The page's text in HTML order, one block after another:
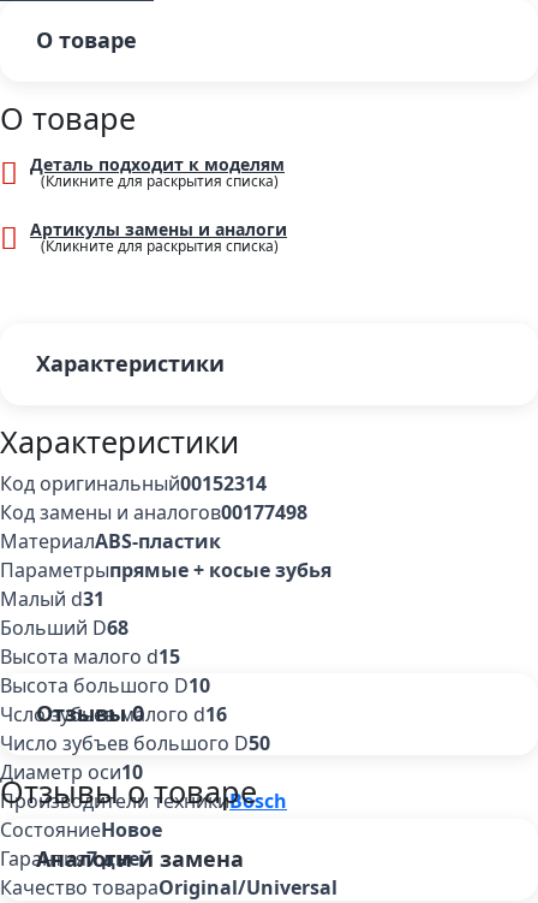
О товаре
О товаре
Деталь подходит к моделям
Артикулы замены и аналоги
Характеристики
Характеристики
Код оригинальный00152314
Код замены и аналогов00177498
МатериалABS-пластик
Параметрыпрямые + косые зубья
Малый d31
Больший D68
Высота малого d15
Высота большого D10
Чсло зубьев малого d16
Число зубъев большого D50
Диаметр оси10
Производители техникиBosch
СостояниеНовое
Гарантия7 дней
Качество товараOriginal/Universal
Отзывы0
Отзывы о товаре
Аналоги и замена